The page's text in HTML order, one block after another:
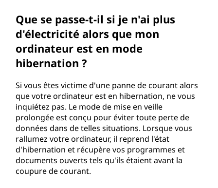
Que se passe-t-il si je n'ai plus
d'électricité alors que mon
ordinateur est en mode
hibernation ?
Si vous êtes victime d'une panne de courant alors
que votre ordinateur est en hibernation, ne vous
inquiétez pas. Le mode de mise en veille
prolongée est conçu pour éviter toute perte de
données dans de telles situations. Lorsque vous
rallumez votre ordinateur, il reprend l'état
d'hibernation et récupère vos programmes et
documents ouverts tels qu'ils étaient avant la
coupure de courant.